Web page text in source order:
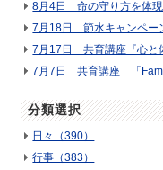
8月4日 命の守り方を体現
7月18日 節水キャンペー
7月17日 共育講座『心と
7月7日 共育講座 「
分類選択
日々（390）
行事（383）